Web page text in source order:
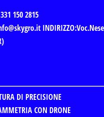
150 2815
DI PRECISIONE
CON DRONE